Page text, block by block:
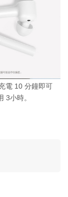
電 10 分鐘即可
3小時。